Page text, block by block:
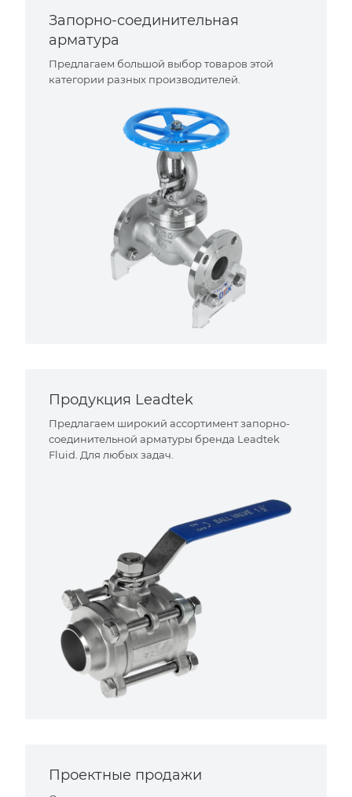
Запорно-соединительная
арматура
Предлагаем большой выбор товаров этой
категории разных производителей.
Продукция Leadtek
Предлагаем широкий ассортимент запорно-
соединительной арматуры бренда Leadtek
Fluid. Для любых задач.
Проектные продажи